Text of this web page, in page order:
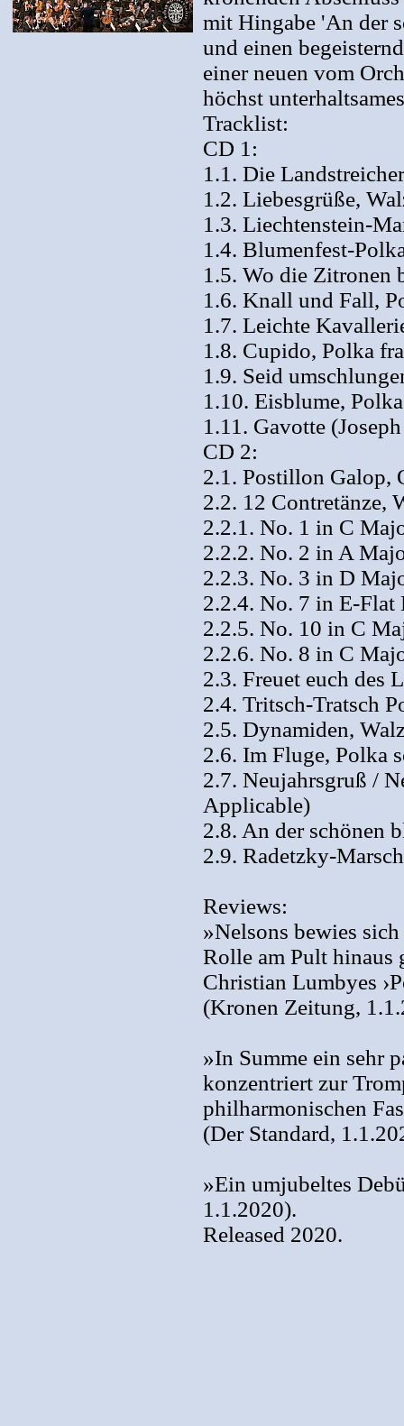
mit Hingabe 'An der
und einen
einer neuen vom
höchst
Tracklist:
CD 1:
1.1. Die
1.2. Liebesgrüße,
1.3. Liechtenstein-
1.4. Blumenfest-
1.5. Wo die Zitronen
1.6. Knall und Fall,
1.7. Leichte
1.8. Cupido, Polka
1.9. Seid
1.10. Eisblume,
1.11. Gavotte
CD 2:
2.1. Postillon Galop,
2.2. 12 Contretänze,
2.2.1. No. 1 in C
2.2.2. No. 2 in A
2.2.3. No. 3 in D
2.2.4. No. 7 in E-Flat
2.2.5. No. 10 in C
2.2.6. No. 8 in C
2.3. Freuet euch des
2.4. Tritsch-Tratsch
2.5. Dynamiden,
2.6. Im Fluge, Polka
2.7. Neujahrsgruß /
Applicable)
2.8. An der schönen
2.9. Radetzky-
Reviews:
»Nelsons bewies
Rolle am Pult hinaus
Christian Lumbyes
(Kronen Zeitung,
»In Summe ein sehr
konzentriert zur
philharmonischen
(Der Standard,
»Ein umjubeltes
1.1.2020).
Released 2020.